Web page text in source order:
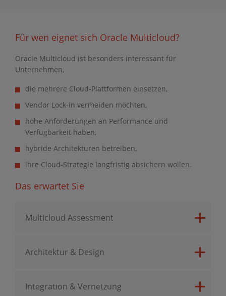
Für wen eignet sich Oracle Multicloud?
Oracle Multicloud ist besonders interessant für
Unternehmen,
die mehrere Cloud-Plattformen einsetzen,
Vendor Lock-in vermeiden möchten,
hohe Anforderungen an Performance und
Verfügbarkeit haben,
hybride Architekturen betreiben,
ihre Cloud-Strategie langfristig absichern wollen.
Das erwartet Sie
Multicloud Assessment
Architektur & Design
Integration & Vernetzung